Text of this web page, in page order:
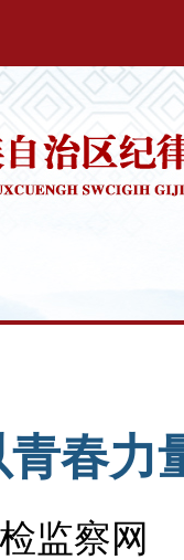
青春力
检监察